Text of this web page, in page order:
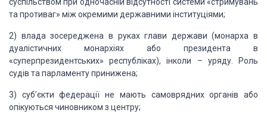
та противаг» між окремими державними інституціями;
2) влада зосереджена в руках глави держави (монарха в
дуалістичних монархіях або президента в
«суперпрезидентських» республіках), інколи – уряду.
Роль
судів та парламенту принижена;
3) суб’єкти федерації не мають самоврядних органів або
опікуються чиновником з центру;